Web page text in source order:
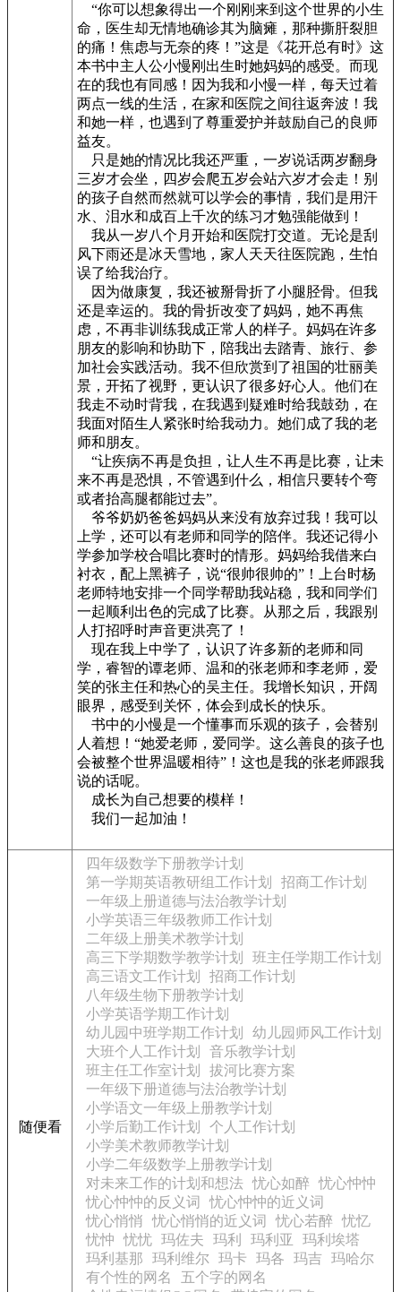
“你可以想象得出一个刚刚来到这个世界的小生
命，医生却无情地确诊其为脑瘫，那种撕肝裂胆
的痛！焦虑与无奈的疼！”这是《花开总有时》这
本书中主人公小慢刚出生时她妈妈的感受。而现
在的我也有同感！因为我和小慢一样，每天过着
两点一线的生活，在家和医院之间往返奔波！我
和她一样，也遇到了尊重爱护并鼓励自己的良师
益友。
只是她的情况比我还严重，一岁说话两岁翻身
三岁才会坐，四岁会爬五岁会站六岁才会走！别
的孩子自然而然就可以学会的事情，我们是用汗
水、泪水和成百上千次的练习才勉强能做到！
我从一岁八个月开始和医院打交道。无论是刮
风下雨还是冰天雪地，家人天天往医院跑，生怕
误了给我治疗。
因为做康复，我还被掰骨折了小腿胫骨。但我
还是幸运的。我的骨折改变了妈妈，她不再焦
虑，不再非训练我成正常人的样子。妈妈在许多
朋友的影响和协助下，陪我出去踏青、旅行、参
加社会实践活动。我不但欣赏到了祖国的壮丽美
景，开拓了视野，更认识了很多好心人。他们在
我走不动时背我，在我遇到疑难时给我鼓劲，在
我面对陌生人紧张时给我动力。她们成了我的老
师和朋友。
“让疾病不再是负担，让人生不再是比赛，让未
来不再是恐惧，不管遇到什么，相信只要转个弯
或者抬高腿都能过去”。
爷爷奶奶爸爸妈妈从来没有放弃过我！我可以
上学，还可以有老师和同学的陪伴。我还记得小
学参加学校合唱比赛时的情形。妈妈给我借来白
衬衣，配上黑裤子，说“很帅很帅的”！上台时杨
老师特地安排一个同学帮助我站稳，我和同学们
一起顺利出色的完成了比赛。从那之后，我跟别
人打招呼时声音更洪亮了！
现在我上中学了，认识了许多新的老师和同
学，睿智的谭老师、温和的张老师和李老师，爱
笑的张主任和热心的吴主任。我增长知识，开阔
眼界，感受到关怀，体会到成长的快乐。
书中的小慢是一个懂事而乐观的孩子，会替别
人着想！“她爱老师，爱同学。这么善良的孩子也
会被整个世界温暖相待”！这也是我的张老师跟我
说的话呢。
成长为自己想要的模样！
我们一起加油！
随便看
四年级数学下册教学计划
第一学期英语教研组工作计划
招商工作计划
一年级上册道德与法治教学计划
小学英语三年级教师工作计划
二年级上册美术教学计划
高三下学期数学教学计划
班主任学期工作计划
高三语文工作计划
招商工作计划
八年级生物下册教学计划
小学英语学期工作计划
幼儿园中班学期工作计划
幼儿园师风工作计划
大班个人工作计划
音乐教学计划
班主任工作室计划
拔河比赛方案
一年级下册道德与法治教学计划
小学语文一年级上册教学计划
小学后勤工作计划
个人工作计划
小学美术教师教学计划
小学二年级数学上册教学计划
对未来工作的计划和想法 忧心如醉
忧心忡忡
忧心忡忡的反义词
忧心忡忡的近义词
忧心悄悄
忧心悄悄的近义词 忧心若醉
忧忆
忧忡
忧忧 玛佐夫 玛利 玛利亚
玛利埃塔
玛利基那
玛利维尔 玛卡 玛各 玛吉 玛哈尔
有个性的网名
五个字的网名